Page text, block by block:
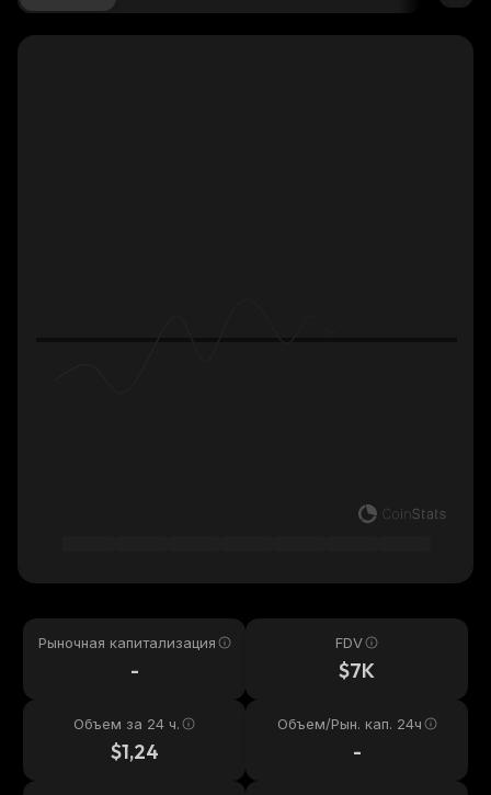
Рыночная капитализация
-
FDV
$7K
Объем за 24 ч.
$1,24
Объем/Рын. кап. 24ч
-